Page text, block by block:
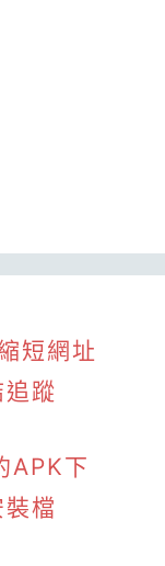
短網址
蹤
APK下
檔